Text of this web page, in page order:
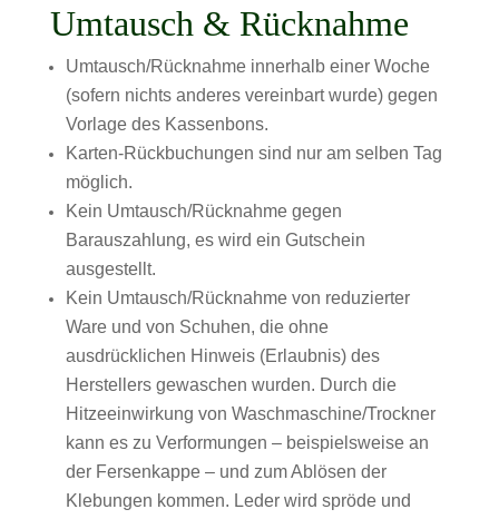
Umtausch & Rücknahme
Umtausch/Rücknahme innerhalb einer Woche
(sofern nichts anderes vereinbart wurde) gegen
Vorlage des Kassenbons.
Karten-Rückbuchungen sind nur am selben Tag
möglich.
Kein Umtausch/Rücknahme gegen
Barauszahlung, es wird ein Gutschein
ausgestellt.
Kein Umtausch/Rücknahme von reduzierter
Ware und von Schuhen, die ohne
ausdrücklichen Hinweis (Erlaubnis) des
Herstellers gewaschen wurden. Durch die
Hitzeeinwirkung von Waschmaschine/Trockner
kann es zu Verformungen – beispielsweise an
der Fersenkappe – und zum Ablösen der
Klebungen kommen. Leder wird spröde und